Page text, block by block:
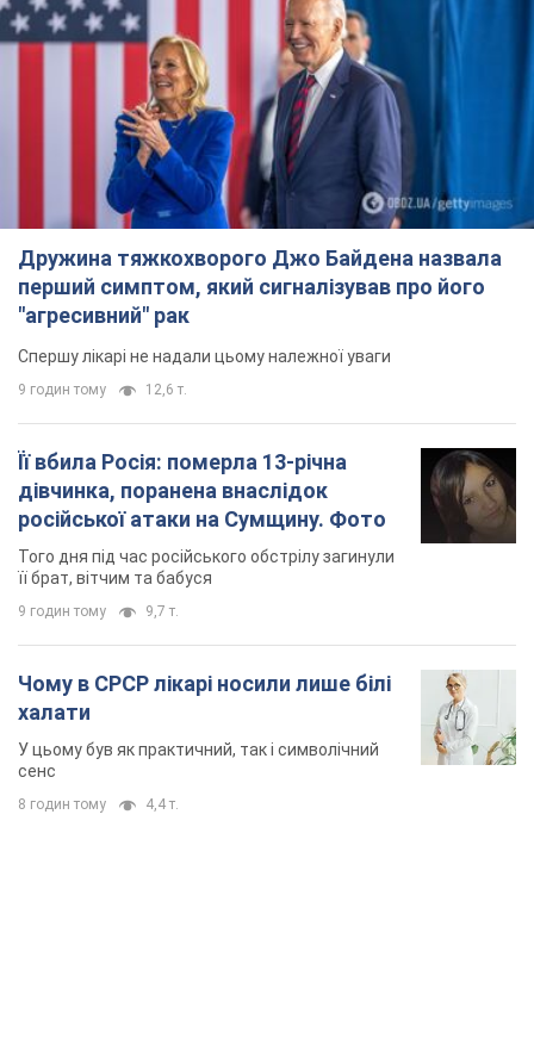
Дружина тяжкохворого Джо Байдена назвала
перший симптом, який сигналізував про його
"агресивний" рак
Спершу лікарі не надали цьому належної уваги
9 годин тому 12,6 т.
Її вбила Росія: померла 13-річна
дівчинка, поранена внаслідок
російської атаки на Сумщину. Фото
Того дня під час російського обстрілу загинули
її брат, вітчим та бабуся
9 годин тому 9,7 т.
Чому в СРСР лікарі носили лише білі
халати
У цьому був як практичний, так і символічний
сенс
8 годин тому 4,4 т.